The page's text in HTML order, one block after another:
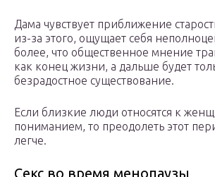
Дама чувствует приближение
из-за этого, ощущает себя
более, что общественное мнение
как конец жизни, а дальше будет
безрадостное существование.
Если близкие люди относятся к
пониманием, то преодолеть этот
легче.
Секс во время менопаузы